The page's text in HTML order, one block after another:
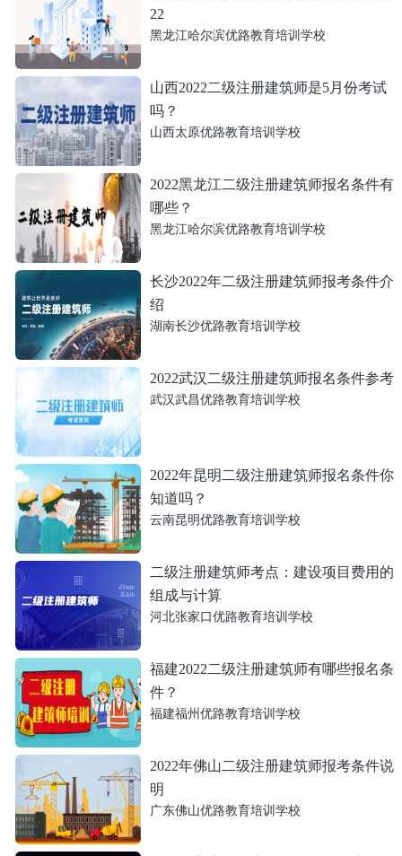
22
黑龙江哈尔滨优路教育培训学校
山西2022二级注册建筑师是5月份考试
吗？
山西太原优路教育培训学校
2022黑龙江二级注册建筑师报名条件有
哪些？
黑龙江哈尔滨优路教育培训学校
长沙2022年二级注册建筑师报考条件介
绍
湖南长沙优路教育培训学校
2022武汉二级注册建筑师报名条件参考
武汉武昌优路教育培训学校
2022年昆明二级注册建筑师报名条件你
知道吗？
云南昆明优路教育培训学校
二级注册建筑师考点：建设项目费用的
组成与计算
河北张家口优路教育培训学校
福建2022二级注册建筑师有哪些报名条
件？
福建福州优路教育培训学校
2022年佛山二级注册建筑师报考条件说
明
广东佛山优路教育培训学校